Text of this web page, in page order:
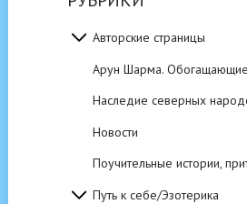
Авторские страницы
Арун Шарма. Обогащающие
Наследие северных
Новости
Поучительные истории,
Путь к себе/Эзотерика